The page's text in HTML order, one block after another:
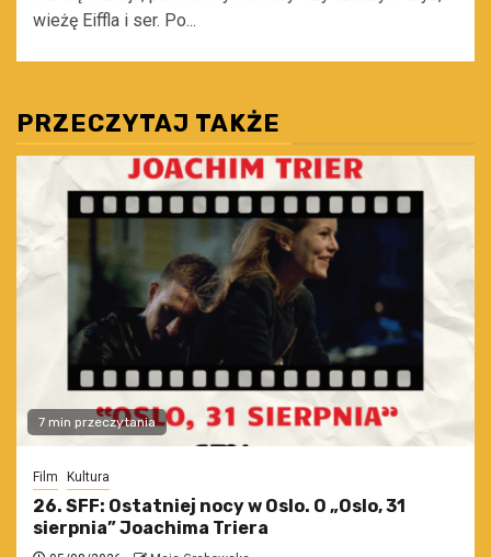
wieżę Eiffla i ser. Po...
PRZECZYTAJ TAKŻE
7 min przeczytania
Film Kultura
26. SFF: Ostatniej nocy w Oslo. O „Oslo, 31
sierpnia” Joachima Triera